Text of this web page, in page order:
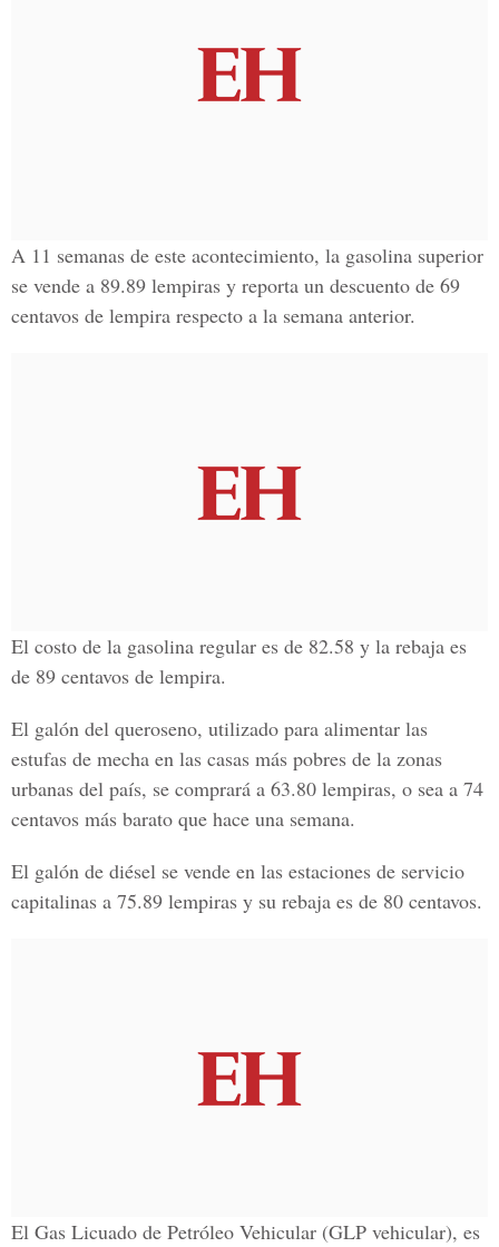
A 11 semanas de este acontecimiento, la gasolina superior
se vende a 89.89 lempiras y reporta un descuento de 69
centavos de lempira respecto a la semana anterior.
El costo de la gasolina regular es de 82.58 y la rebaja es
de 89 centavos de lempira.
El galón del queroseno, utilizado para alimentar las
estufas de mecha en las casas más pobres de la zonas
urbanas del país, se comprará a 63.80 lempiras, o sea a 74
centavos más barato que hace una semana.
El galón de diésel se vende en las estaciones de servicio
capitalinas a 75.89 lempiras y su rebaja es de 80 centavos.
El Gas Licuado de Petróleo Vehicular (GLP vehicular), es